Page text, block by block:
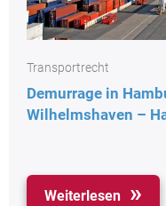
Transportrecht
Demurrage in
Wilhelmshaven –
Weiterlesen